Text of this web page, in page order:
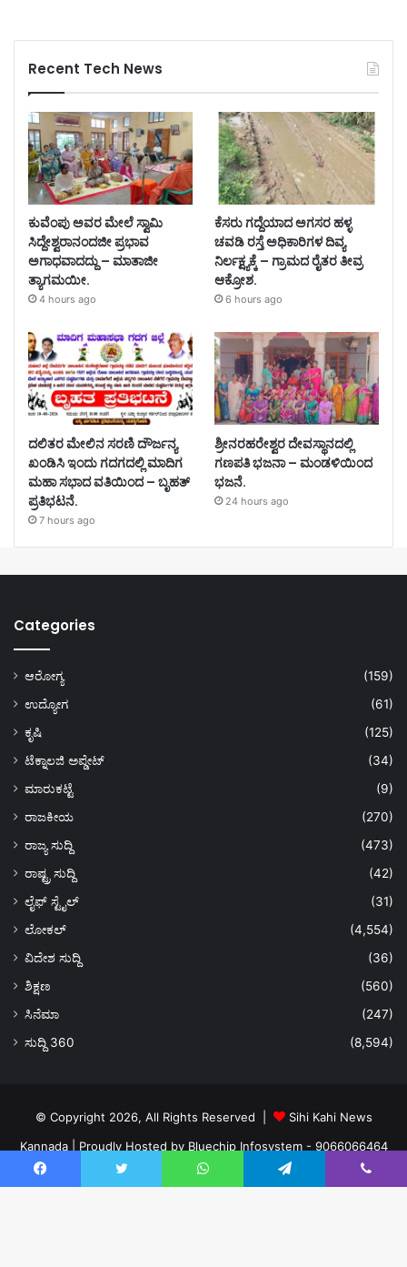
Recent Tech News
ಕುವೆಂಪು ಅವರ ಮೇಲೆ ಸ್ವಾಮಿ
ಸಿದ್ದೇಶ್ವರಾನಂದಜೀ ಪ್ರಭಾವ
ಅಗಾಧವಾದದ್ದು – ಮಾತಾಜೀ
ತ್ಯಾಗಮಯೀ.
4 hours ago
ಕೆಸರು ಗದ್ದೆಯಾದ ಅಗಸರ ಹಳ್ಳ
ಚವಡಿ ರಸ್ತೆ ಅಧಿಕಾರಿಗಳ ದಿವ್ಯ
ನಿರ್ಲಕ್ಷ್ಯಕ್ಕೆ – ಗ್ರಾಮದ ರೈತರ ತೀವ್ರ
ಆಕ್ರೋಶ.
6 hours ago
ದಲಿತರ ಮೇಲಿನ ಸರಣಿ ದೌರ್ಜನ್ಯ
ಖಂಡಿಸಿ ಇಂದು ಗದಗದಲ್ಲಿ ಮಾದಿಗ
ಮಹಾ ಸಭಾದ ವತಿಯಿಂದ – ಬೃಹತ್
ಪ್ರತಿಭಟನೆ.
7 hours ago
ಶ್ರೀನರಹರೇಶ್ವರ ದೇವಸ್ಥಾನದಲ್ಲಿ
ಗಣಪತಿ ಭಜನಾ – ಮಂಡಳಿಯಿಂದ
ಭಜನೆ.
24 hours ago
Categories
ಆರೋಗ್ಯ
(159)
ಉದ್ಯೋಗ
(61)
ಕೃಷಿ
(125)
ಟೆಕ್ನಾಲಜಿ ಅಪ್ಡೇಟ್
(34)
ಮಾರುಕಟ್ಟೆ
(9)
ರಾಜಕೀಯ
(270)
ರಾಜ್ಯ ಸುದ್ದಿ
(473)
ರಾಷ್ಟ್ರ ಸುದ್ದಿ
(42)
ಲೈಫ್ ಸ್ಟೈಲ್
(31)
ಲೋಕಲ್
(4,554)
ವಿದೇಶ ಸುದ್ದಿ
(36)
ಶಿಕ್ಷಣ
(560)
ಸಿನೆಮಾ
(247)
ಸುದ್ದಿ 360
(8,594)
© Copyright 2026, All Rights Reserved |
Sihi Kahi News
Kannada| Proudly Hosted by Bluechip Infosystem - 9066066464
About US
Privacy Policy Ads Policy
Terms and Conditions
Facebook Twitter WhatsApp Telegram Viber